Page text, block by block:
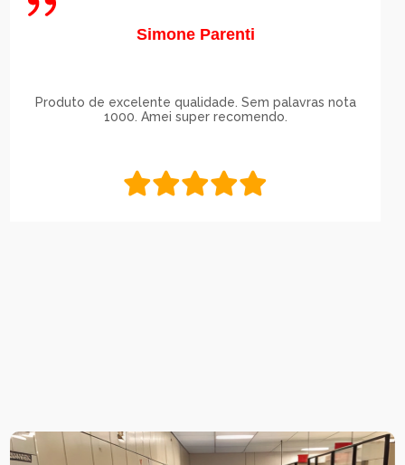
Simone Parenti
Produto de excelente qualidade. Sem palavras nota
1000. Amei super recomendo.